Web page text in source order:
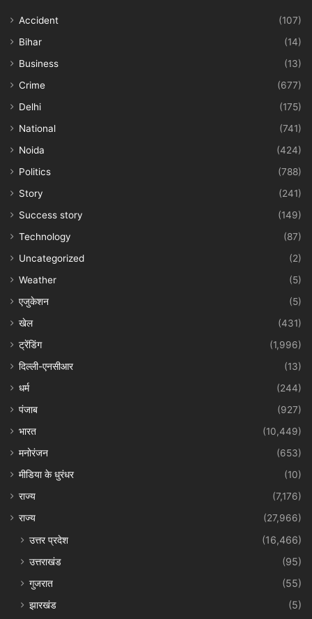
Accident
(107)
Bihar
(14)
Business
(13)
Crime
(677)
Delhi
(175)
National
(741)
Noida
(424)
Politics
(788)
Story
(241)
Success story
(149)
Technology
(87)
Uncategorized
(2)
Weather
(5)
एजुकेशन
(5)
खेल
(431)
ट्रेंडिंग
(1,996)
दिल्ली-एनसीआर
(13)
धर्म
(244)
पंजाब
(927)
भारत
(10,449)
मनोरंजन
(653)
मीडिया के धुरंधर
(10)
राज्य
(7,176)
राज्य
(27,966)
उत्तर प्रदेश
(16,466)
उत्तराखंड
(95)
गुजरात
(55)
झारखंड
(5)